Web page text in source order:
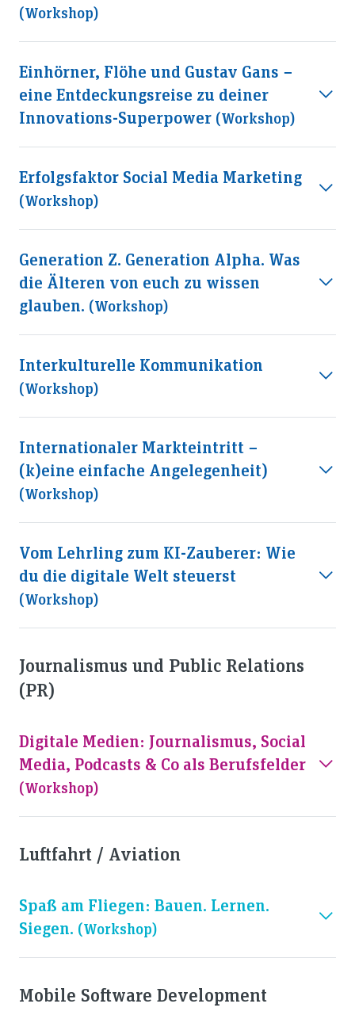
(workshop)
Einhörner, Flöhe und Gustav Gans −
eine Entdeckungsreise zu deiner
Innovations-Superpower (workshop)
Erfolgsfaktor Social Media Marketing
(workshop)
Generation Z. Generation Alpha. Was
die Älteren von euch zu wissen
glauben. (workshop)
Interkulturelle Kommunikation
(workshop)
Internationaler Markteintritt −
(k)eine einfache Angelegenheit)
(workshop)
Vom Lehrling zum KI-Zauberer: Wie
du die digitale Welt steuerst
(workshop)
Journalismus und Public Relations
(PR)
Digitale Medien: Journalismus, Social
Media, Podcasts & Co als Berufsfelder
(workshop)
Luftfahrt / Aviation
Spaß am Fliegen: Bauen. Lernen.
Siegen. (workshop)
Mobile Software Development